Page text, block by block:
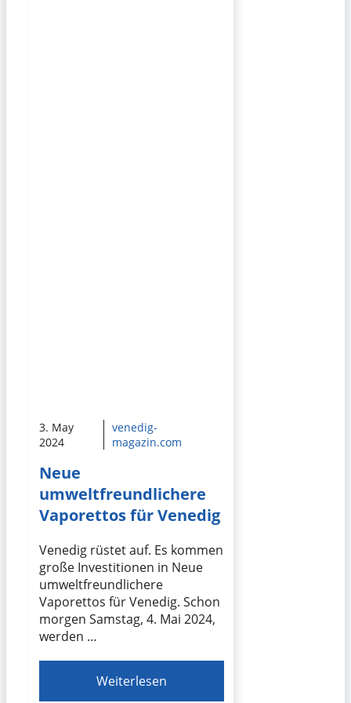
3. May
2024
venedig-
magazin.com
Neue
umweltfreundlichere
Vaporettos für Venedig
Venedig rüstet auf. Es kommen
große Investitionen in Neue
umweltfreundlichere
Vaporettos für Venedig. Schon
morgen Samstag, 4. Mai 2024,
werden …
Weiterlesen